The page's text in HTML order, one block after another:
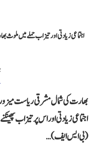
اجتماعی زیادتی اور اس پر تیزاب
(بی ایس ایف)…